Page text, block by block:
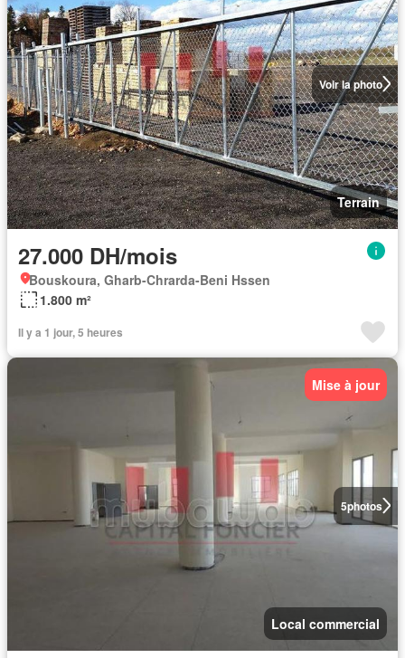
Voir la photo
Terrain
27.000 DH/mois
Bouskoura, Gharb-Chrarda-Beni Hssen
1.800 m²
Il y a 1 jour, 5 heures
5photos
Mise à jour
Local commercial